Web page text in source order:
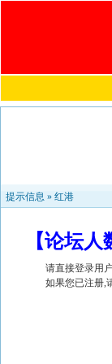
提示信息 » 红港
【论坛
请直接登录用
如果您已注册,